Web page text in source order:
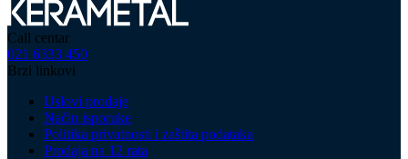
Call centar
021 6333 450
Brzi linkovi
Uslovi prodaje
Način isporuke
Politika privatnosti i zaštita podataka
Prodaja na 12 rata